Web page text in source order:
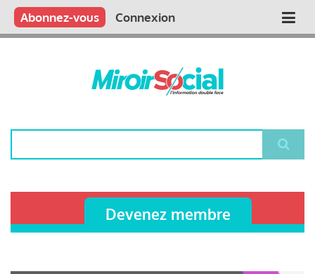
Aller
contenu
Main
Qui sommes nous ?
Vous publiez
Nous publions
Contactez-nous
Abonnez-vous Connexion
Devenez membre